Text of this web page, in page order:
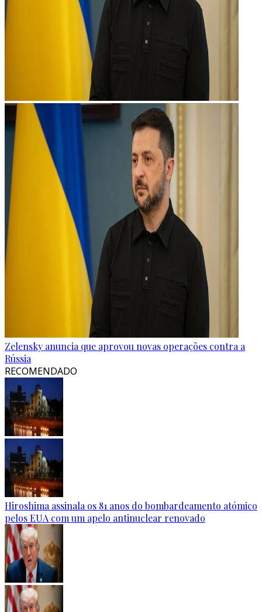
Zelensky anuncia que aprovou novas operações contra a
Rússia
RECOMENDADO
Hiroshima assinala os 81 anos do bombardeamento atómico
pelos EUA com um apelo antinuclear renovado